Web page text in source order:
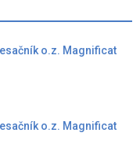
o.z. Magnificat
o.z. Magnificat